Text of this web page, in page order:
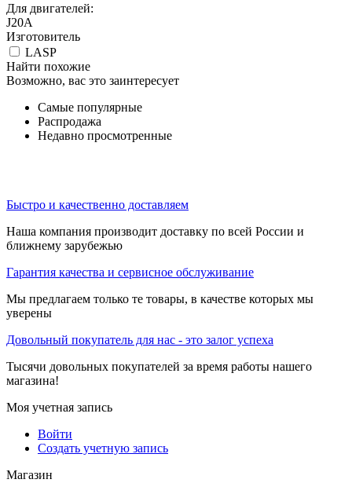
Для двигателей:
J20A
Изготовитель
LASP
Найти похожие
Возможно, вас это заинтересует
Самые популярные
Распродажа
Недавно просмотренные
Быстро и качественно доставляем
Наша компания производит доставку по всей России и
ближнему зарубежью
Гарантия качества и сервисное обслуживание
Мы предлагаем только те товары, в качестве которых мы
уверены
Довольный покупатель для нас - это залог успеха
Тысячи довольных покупателей за время работы нашего
магазина!
Моя учетная запись
Войти
Создать учетную запись
Магазин